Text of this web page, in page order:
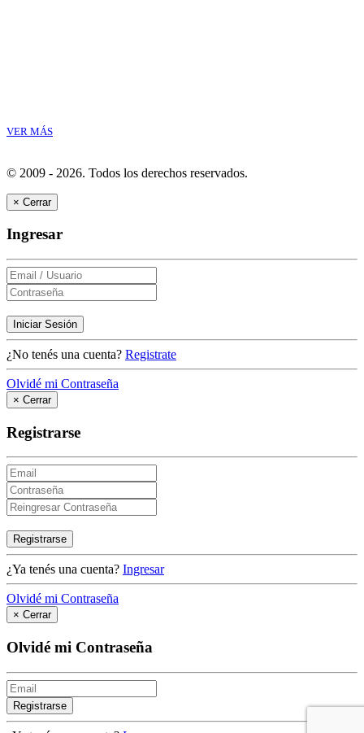
VER MÁS
© 2009 - 2026. Todos los derechos reservados.
× Cerrar
Ingresar
Iniciar Sesión
¿No tenés una cuenta? Registrate
Olvidé mi Contraseña
× Cerrar
Registrarse
Registrarse
¿Ya tenés una cuenta? Ingresar
Olvidé mi Contraseña
× Cerrar
Olvidé mi Contraseña
Registrarse